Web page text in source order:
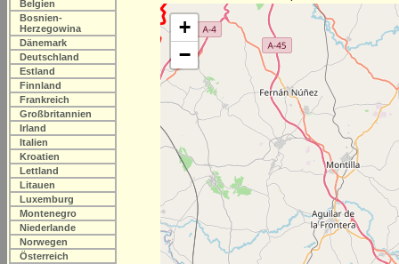
Belgien
Bosnien-
Herzegowina
Dänemark
Deutschland
Estland
Finnland
Frankreich
Großbritannien
Irland
Italien
Kroatien
Lettland
Litauen
Luxemburg
Montenegro
Niederlande
Norwegen
Österreich
+
−